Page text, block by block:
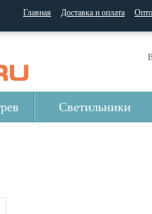
Главная Доставка и оплата
Светильники